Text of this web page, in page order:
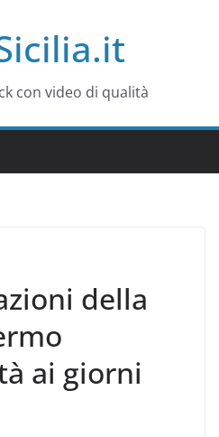
con video di qualità
della
ai giorni